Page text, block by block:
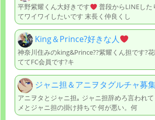
平野紫耀くん大好きです
普段からLINEした
てワイワイしたいです 末長く仲良くし
King＆Prince?好きな人
神奈川住みのking&Prince??紫耀くん担です?
ててFC会員です?キ
ジャニ担＆アニヲタグルチャ募
アニヲタとジャニ担｡ ジャニ担辞めろ言われ
メとジャニ担の掛け持ちで 何が悪い。何